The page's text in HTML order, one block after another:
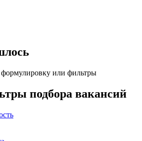
или фильтры
подбора вакансий